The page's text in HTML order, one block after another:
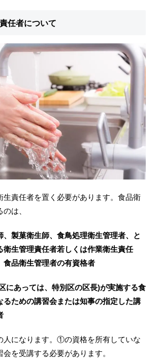
任者について
生責任者を置く必要があります。食品衛
は、
製菓衛生師、食鳥処理衛生管理者、と
衛生管理責任者若しくは作業衛生責任
食品衛生管理者の有資格者
にあっては、特別区の区長)が実施する食
るための講習会または知事の指定した講
人になります。①の資格を所有していな
を受講する必要があります。